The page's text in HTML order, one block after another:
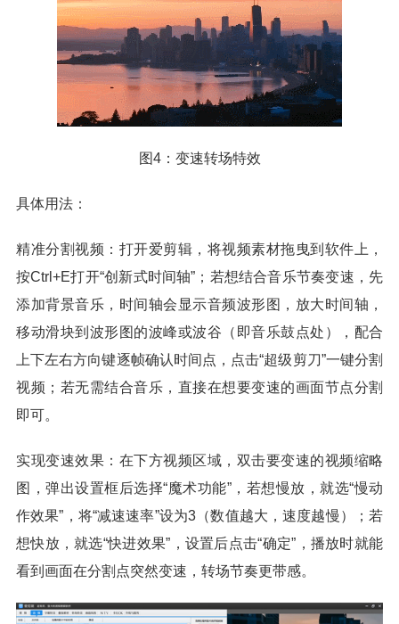
图4：变速转场特效
具体用法：
精准分割视频：打开爱剪辑，将视频素材拖曳到软件上，
按Ctrl+E打开“创新式时间轴”；若想结合音乐节奏变速，先
添加背景音乐，时间轴会显示音频波形图，放大时间轴，
移动滑块到波形图的波峰或波谷（即音乐鼓点处），配合
上下左右方向键逐帧确认时间点，点击“超级剪刀”一键分割
视频；若无需结合音乐，直接在想要变速的画面节点分割
即可。
实现变速效果：在下方视频区域，双击要变速的视频缩略
图，弹出设置框后选择“魔术功能”，若想慢放，就选“慢动
作效果”，将“减速速率”设为3（数值越大，速度越慢）；若
想快放，就选“快进效果”，设置后点击“确定”，播放时就能
看到画面在分割点突然变速，转场节奏更带感。